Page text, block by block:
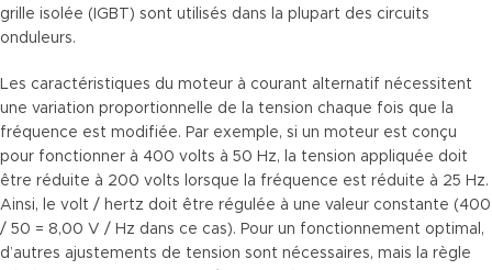
grille isolée (IGBT) sont utilisés dans la plupart des circuits
onduleurs.
Les caractéristiques du moteur à courant alternatif nécessitent
une variation proportionnelle de la tension chaque fois que la
fréquence est modifiée. Par exemple, si un moteur est conçu
pour fonctionner à 400 volts à 50 Hz, la tension appliquée doit
être réduite à 200 volts lorsque la fréquence est réduite à 25 Hz.
Ainsi, le volt / hertz doit être régulée à une valeur constante (400
/ 50 = 8,00 V / Hz dans ce cas). Pour un fonctionnement optimal,
d’autres ajustements de tension sont nécessaires, mais la règle